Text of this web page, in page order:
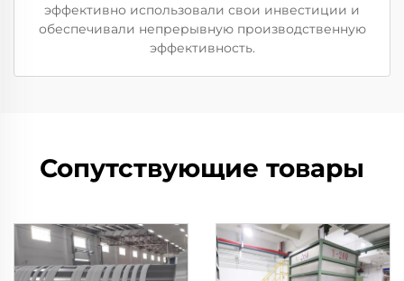
эффективно использовали свои инвестиции и
обеспечивали непрерывную производственную
эффективность.
Сопутствующие товары